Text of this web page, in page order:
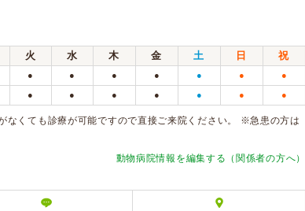
火 水 木 金 土 日
祝
● ● ● ● ● ● ●
● ● ● ● ● ● ●
くても診療が可能ですので直接ご来院ください。 ※急患の方は
動物病院情報を編集する（関係者の方へ）